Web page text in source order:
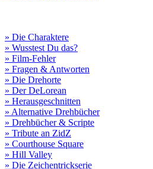
» Die Charaktere
» Wusstest Du das?
» Film-Fehler
» Fragen & Antworten
» Die Drehorte
» Der DeLorean
» Herausgeschnitten
» Alternative Drehbücher
» Drehbücher & Scripte
» Tribute an ZidZ
» Courthouse Square
» Hill Valley
» Die Zeichentrickserie